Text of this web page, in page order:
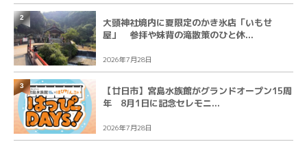
大頭神社境内に夏限定のかき氷店「いもせ
屋」 参拝や妹背の滝散策のひと休...
2026年7月28日
2
【廿日市】宮島水族館がグランドオープン15周
年 8月1日に記念セレモニ...
2026年7月28日
3